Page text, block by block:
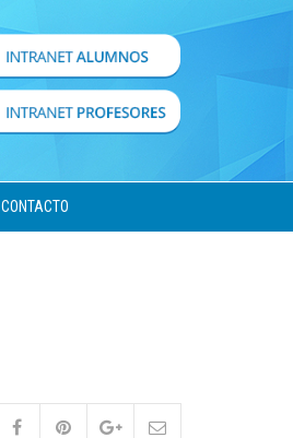
CONTACTO